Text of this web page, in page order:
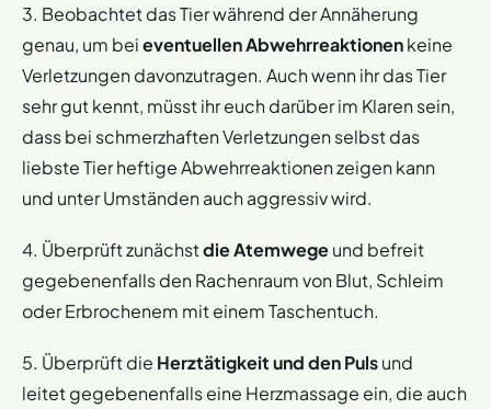
3. Beobachtet das Tier während der Annäherung
genau, um beieventuellen Abwehrreaktionenkeine
Verletzungen davonzutragen. Auch wenn ihr das Tier
sehr gut kennt, müsst ihr euch darüber im Klaren sein,
dass bei schmerzhaften Verletzungen selbst das
liebste Tier heftige Abwehrreaktionen zeigen kann
und unter Umständen auch aggressiv wird.
4. Überprüft zunächstdie Atemwegeund befreit
gegebenenfalls den Rachenraum von Blut, Schleim
oder Erbrochenem mit einem Taschentuch.
5. Überprüft die Herztätigkeit und den Pulsund
leitet gegebenenfalls eine Herzmassage ein, die auch